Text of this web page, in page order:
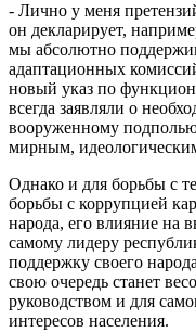
- Лично у меня
он декларирует,
мы абсолютно
адаптационных
новый указ по
всегда заявляли о
вооруженному
мирным,
Однако и для борьбы с
борьбы с коррупцией
народа, его влияние на
самому лидеру
поддержку своего
свою очередь станет
руководством и для
интересов населения.